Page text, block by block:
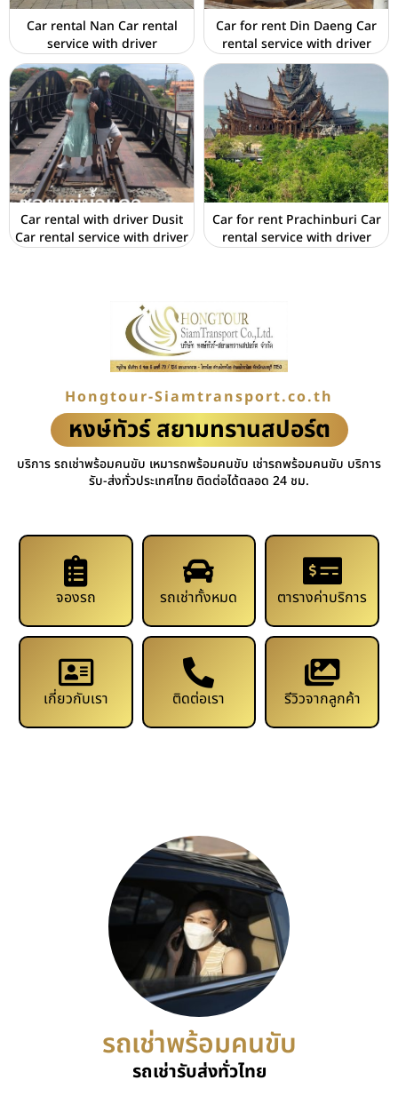
Car rental Nan Car rental
service with driver
Car for rent Din Daeng Car
rental service with driver
Car rental with driver Dusit
Car rental service with driver
Car for rent Prachinburi Car
rental service with driver
Hongtour-Siamtransport.co.th
หงษ์ทัวร์ สยามทรานสปอร์ต
บริการ รถเช่าพร้อมคนขับ เหมารถพร้อมคนขับ เช่ารถพร้อมคนขับ บริการ
รับ-ส่งทั่วประเทศไทย ติดต่อได้ตลอด 24 ชม.
จองรถ รถเช่าทั้งหมด ตารางค่าบริการ
เกี่ยวกับเรา ติดต่อเรา รีวิวจากลูกค้า
รถเช่าพร้อมคนขับ
รถเช่ารับส่งทั่วไทย